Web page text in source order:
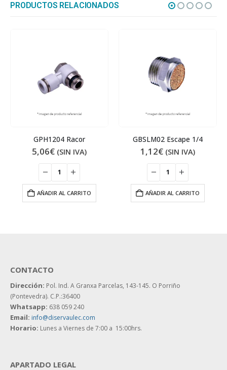
PRODUCTOS RELACIONADOS
GPH1204 Racor
5,06€ (SIN IVA)
AÑADIR AL CARRITO
GBSLM02 Escape 1/4
1,12€ (SIN IVA)
AÑADIR AL CARRITO
CONTACTO
Dirección: Pol. Ind. A Granxa Parcelas, 143-145. O Porriño
(Pontevedra). C.P.:36400
Whatsapp: 638 059 240
Email: info@diservaulec.com
Horario: Lunes a Viernes de 7:00 a 15:00hrs.
APARTADO LEGAL